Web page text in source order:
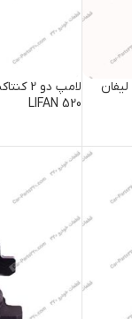
لیفان
LIFAN 520